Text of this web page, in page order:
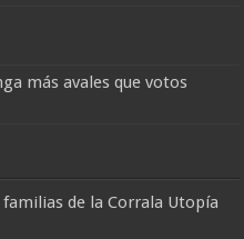
más avales que votos
de la Corrala Utopía